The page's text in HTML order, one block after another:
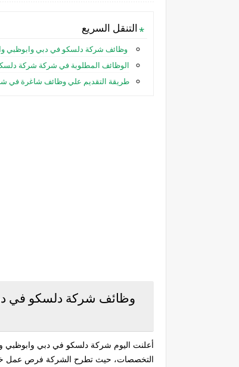
التنقل السريع
وظائف شركة دلسكو في دبي وابوظبي
الوظائف المطلوبة في شركة شركة
طريقة التقديم علي وظائف شاغرة في
وظائف شركة دلسكو في
أعلنت اليوم شركة دلسكو في دبي وابوظبي
التخصصات، حيث تطرح الشركة فرص عمل